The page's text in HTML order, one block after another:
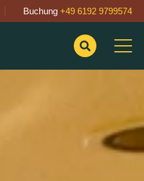
Buchung +49 6192 9799574